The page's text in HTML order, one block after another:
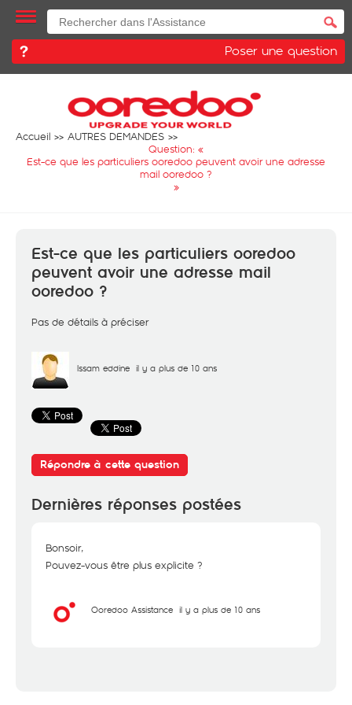
Poser une question
Accueil
AUTRES DEMANDES
Question: «
Est-ce que les particuliers ooredoo peuvent avoir une adresse
mail ooredoo ?
»
Est-ce que les particuliers ooredoo
peuvent avoir une adresse mail
ooredoo ?
Pas de détails à préciser
Issam eddine il y a plus de 10 ans
Répondre à cette question
Dernières réponses postées
Bonsoir,
Pouvez-vous être plus explicite ?
Ooredoo Assistance il y a plus de 10 ans